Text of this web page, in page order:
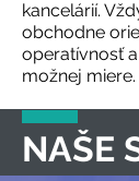
kancelárií.
obchodne
operatívnosť
možnej miere.
NAŠE